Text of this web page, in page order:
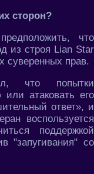
сторон?
что
из строя Lian Star
суверенных прав.
что попытки
атаковать его
ответ», и
воспользуется
поддержкой
"запугивания" со